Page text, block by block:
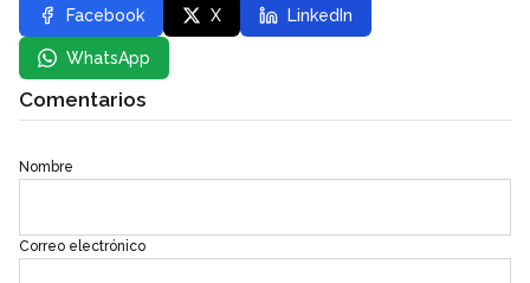
Facebook X LinkedIn
WhatsApp
Comentarios
Nombre
Correo electrónico